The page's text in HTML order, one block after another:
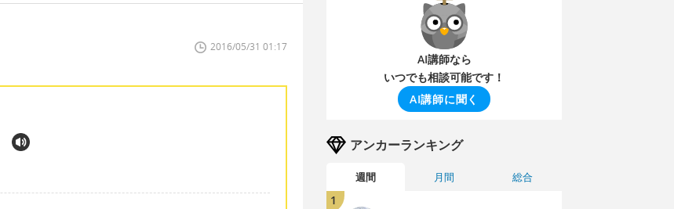
2016/05/31 01:17
AI講師なら
いつでも相談可能です！
AI講師に聞く
アンカーランキング
週間 月間 総合
1